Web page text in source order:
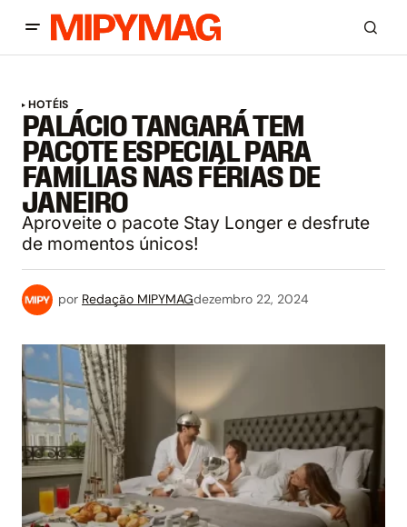
HOTÉIS
PALÁCIO TANGARÁ TEM
PACOTE ESPECIAL PARA
FAMÍLIAS NAS FÉRIAS DE
JANEIRO
Aproveite o pacote Stay Longer e desfrute
de momentos únicos!
por Redação MIPYMAGdezembro 22, 2024